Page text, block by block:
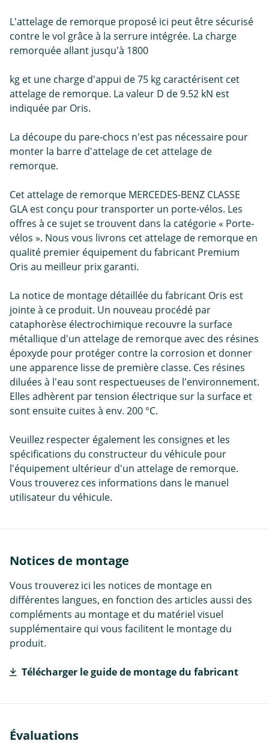
L'attelage de remorque proposé ici peut être sécurisé
contre le vol grâce à la serrure intégrée. La charge
remorquée allant jusqu'à 1800
kg et une charge d'appui de 75 kg caractérisent cet
attelage de remorque. La valeur D de 9.52 kN est
indiquée par Oris.
La découpe du pare-chocs n'est pas nécessaire pour
monter la barre d'attelage de cet attelage de
remorque.
Cet attelage de remorque MERCEDES-BENZ CLASSE
GLA est conçu pour transporter un porte-vélos. Les
offres à ce sujet se trouvent dans la catégorie « Porte-
vélos ». Nous vous livrons cet attelage de remorque en
qualité premier équipement du fabricant Premium
Oris au meilleur prix garanti.
La notice de montage détaillée du fabricant Oris est
jointe à ce produit. Un nouveau procédé par
cataphorèse électrochimique recouvre la surface
métallique d'un attelage de remorque avec des résines
époxyde pour protéger contre la corrosion et donner
une apparence lisse de première classe. Ces résines
diluées à l'eau sont respectueuses de l'environnement.
Elles adhèrent par tension électrique sur la surface et
sont ensuite cuites à env. 200 °C.
Veuillez respecter également les consignes et les
spécifications du constructeur du véhicule pour
l'équipement ultérieur d'un attelage de remorque.
Vous trouverez ces informations dans le manuel
utilisateur du véhicule.
Notices de montage
Vous trouverez ici les notices de montage en
différentes langues, en fonction des articles aussi des
compléments au montage et du matériel visuel
supplémentaire qui vous facilitent le montage du
produit.
Télécharger le guide de montage du fabricant
Évaluations